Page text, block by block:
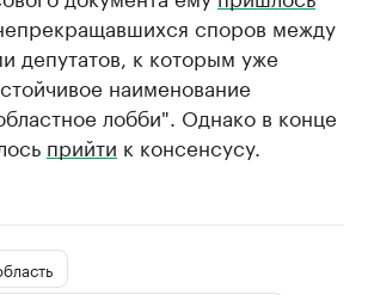
споров между
депутатов, к которым уже
наименование
лобби". Однако в конце
прийти к консенсусу.